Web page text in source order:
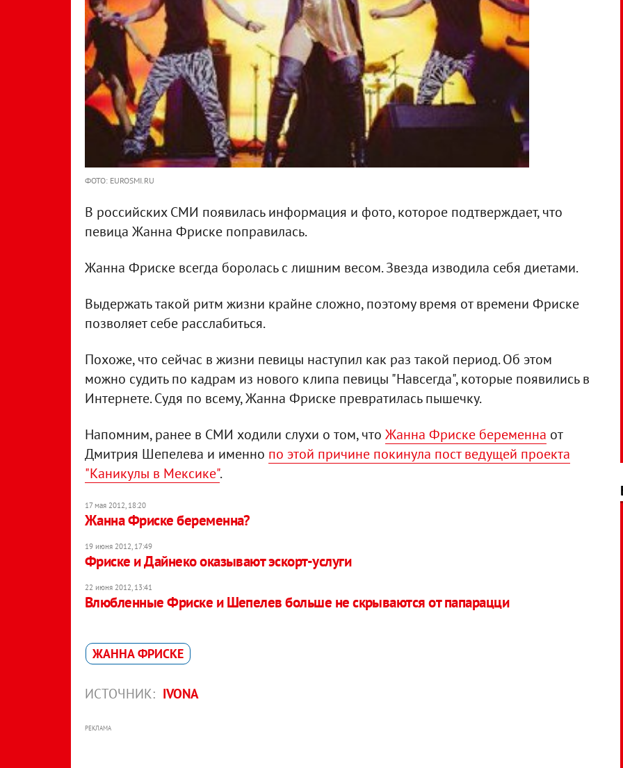
ФОТО: EUROSMI.RU
В российских СМИ появилась информация и фото, которое подтверждает, что
певица Жанна Фриске поправилась.
Жанна Фриске всегда боролась с лишним весом. Звезда изводила себя диетами.
Выдержать такой ритм жизни крайне сложно, поэтому время от времени Фриске
позволяет себе расслабиться.
Похоже, что сейчас в жизни певицы наступил как раз такой период. Об этом
можно судить по кадрам из нового клипа певицы "Навсегда", которые появились в
Интернете. Судя по всему, Жанна Фриске превратилась пышечку.
Напомним, ранее в СМИ ходили слухи о том, что Жанна Фриске беременна от
Дмитрия Шепелева и именно по этой причине покинула пост ведущей проекта
"Каникулы в Мексике".
17 мая 2012, 18:20
Жанна Фриске беременна?
19 июня 2012, 17:49
Фриске и Дайнеко оказывают эскорт-услуги
22 июня 2012, 13:41
Влюбленные Фриске и Шепелев больше не скрываются от папарацци
ЖАННА ФРИСКЕ
ИСТОЧНИК: IVONA
РЕКЛАМА